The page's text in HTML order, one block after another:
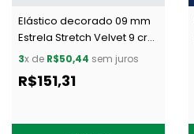
Elástico decorado 09 mm
Estrela Stretch Velvet 9 cru
c/ 50 m
3x de R$50,44 sem juros
R$151,31